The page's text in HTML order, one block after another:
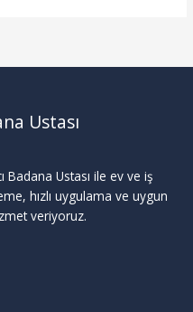
Ustası
Badana Ustası ile ev ve iş
hızlı uygulama ve uygun
veriyoruz.